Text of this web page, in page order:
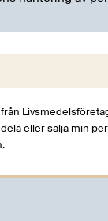
eller sälja min